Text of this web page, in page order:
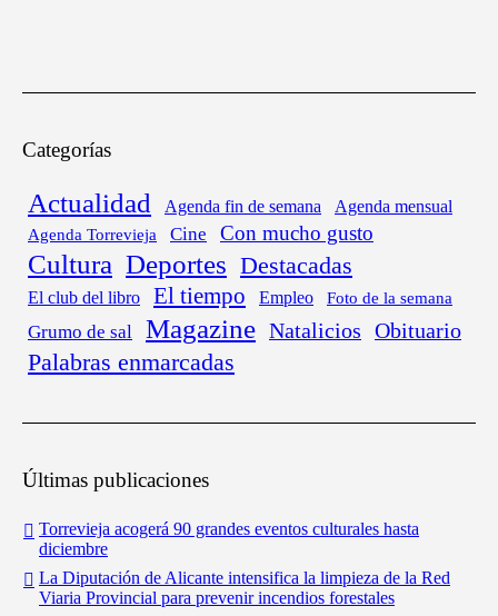
Categorías
Actualidad Agenda fin de semana Agenda mensual
Agenda Torrevieja Cine Con mucho gusto
Cultura Deportes Destacadas
El club del libro El tiempo Empleo Foto de la semana
Grumo de sal Magazine Natalicios Obituario
Palabras enmarcadas
Últimas publicaciones
Torrevieja acogerá 90 grandes eventos culturales hasta
diciembre
La Diputación de Alicante intensifica la limpieza de la Red
Viaria Provincial para prevenir incendios forestales